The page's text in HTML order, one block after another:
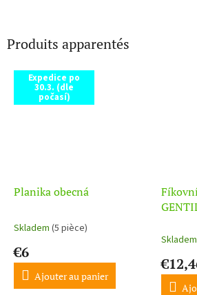
Produits apparentés
Expedice po
30.3. (dle
počasí)
Planika obecná
L'évaluation
du
produit
est
Skladem (5 pièce)
€6
Ajouter au panier
Skladem